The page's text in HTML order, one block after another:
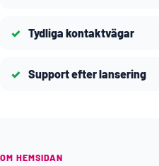
Tydliga kontaktvägar
Support efter lansering
OM HEMSIDAN